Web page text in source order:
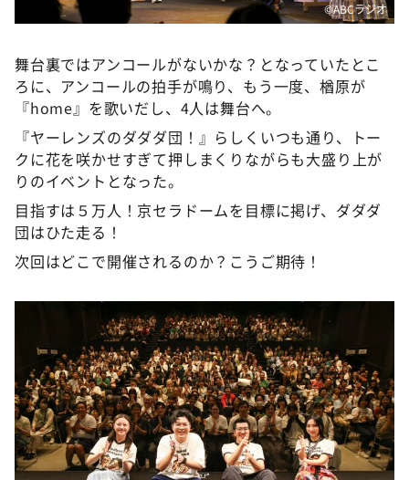
©️ABCラジオ
舞台裏ではアンコールがないかな？となっていたとこ
ろに、アンコールの拍手が鳴り、もう一度、楢原が
『home』を歌いだし、4人は舞台へ。
『ヤーレンズのダダダ団！』らしくいつも通り、トー
クに花を咲かせすぎて押しまくりながらも大盛り上が
りのイベントとなった。
目指すは５万人！京セラドームを目標に掲げ、ダダダ
団はひた走る！
次回はどこで開催されるのか？こうご期待！